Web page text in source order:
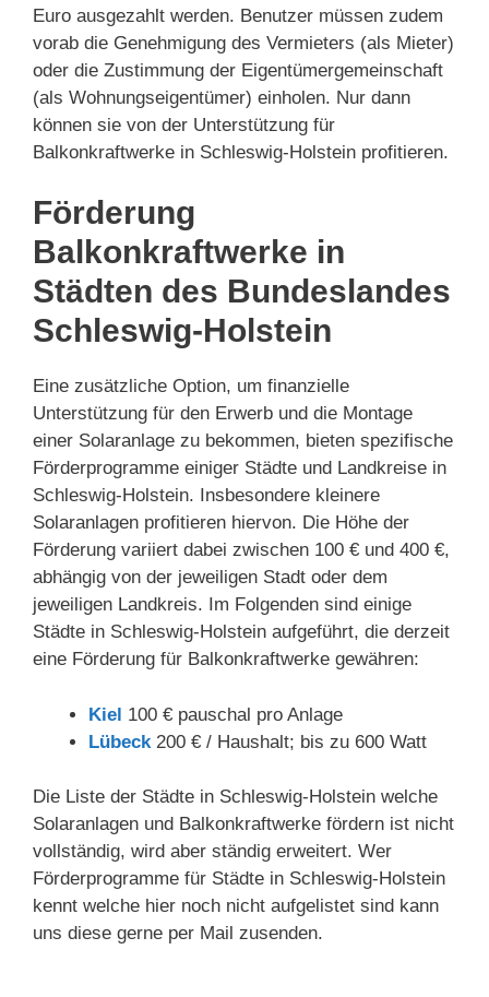
Euro ausgezahlt werden. Benutzer müssen zudem
vorab die Genehmigung des Vermieters (als Mieter)
oder die Zustimmung der Eigentümergemeinschaft
(als Wohnungseigentümer) einholen. Nur dann
können sie von der Unterstützung für
Balkonkraftwerke in Schleswig-Holstein profitieren.
Förderung
Balkonkraftwerke in
Städten des Bundeslandes
Schleswig-Holstein
Eine zusätzliche Option, um finanzielle
Unterstützung für den Erwerb und die Montage
einer Solaranlage zu bekommen, bieten spezifische
Förderprogramme einiger Städte und Landkreise in
Schleswig-Holstein. Insbesondere kleinere
Solaranlagen profitieren hiervon. Die Höhe der
Förderung variiert dabei zwischen 100 € und 400 €,
abhängig von der jeweiligen Stadt oder dem
jeweiligen Landkreis. Im Folgenden sind einige
Städte in Schleswig-Holstein aufgeführt, die derzeit
eine Förderung für Balkonkraftwerke gewähren:
Kiel 100 € pauschal pro Anlage
Lübeck 200 € / Haushalt; bis zu 600 Watt
Die Liste der Städte in Schleswig-Holstein welche
Solaranlagen und Balkonkraftwerke fördern ist nicht
vollständig, wird aber ständig erweitert. Wer
Förderprogramme für Städte in Schleswig-Holstein
kennt welche hier noch nicht aufgelistet sind kann
uns diese gerne per Mail zusenden.